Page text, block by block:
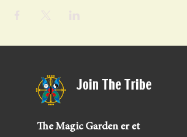
Join The Tribe
The Magic Garden er et